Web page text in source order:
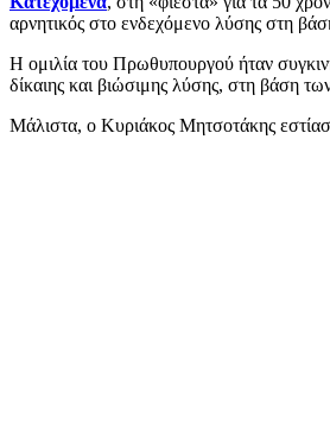
αρνητικός στο ενδεχόμενο λύσης στη
Η ομιλία του Πρωθυπουργού ήταν
δίκαιης και βιώσιμης λύσης, στη βάση
Μάλιστα, ο Κυριάκος Μητσοτάκης